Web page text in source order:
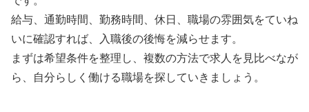
給与、通勤時間、勤務時間、休日、職場の雰囲気をていね
いに確認すれば、入職後の後悔を減らせます。
まずは希望条件を整理し、複数の方法で求人を見比べなが
ら、自分らしく働ける職場を探していきましょう。